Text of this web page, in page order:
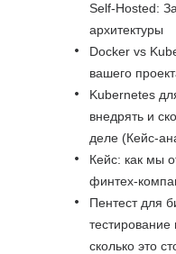
Self-Hosted:
архитектуры
Docker vs
вашего
Kubernetes
внедрять и
деле (Кейс-
Кейс: как мы
финтех-
Пентест для
сколько это